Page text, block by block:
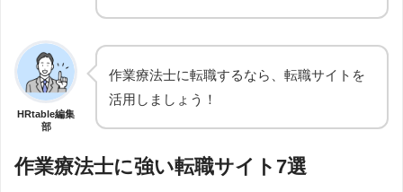
HRtable編集
部
作業療法士に転職するなら、転職サイトを
活用しましょう！
作業療法士に強い転職サイト7選